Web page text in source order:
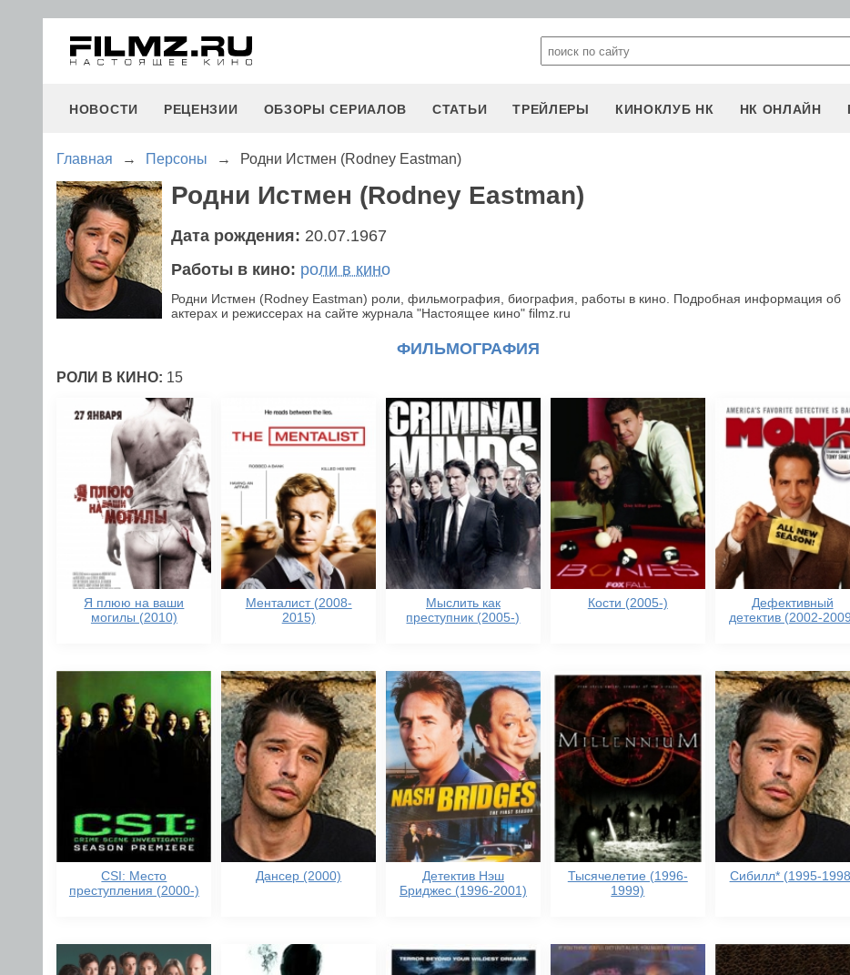
НОВОСТИ РЕЦЕНЗИИ ОБЗОРЫ СЕРИАЛОВ СТАТЬИ ТРЕЙЛЕРЫ КИНОКЛУБ НК НК ОНЛАЙН
Главная → Персоны → Родни Истмен (Rodney Eastman)
Родни Истмен (Rodney Eastman)
Дата рождения: 20.07.1967
Работы в кино: роли в кино
Родни Истмен (Rodney Eastman) роли, фильмография, биография, работы в кино. Подробная информация об
актерах и режиссерах на сайте журнала "Настоящее кино" filmz.ru
ФИЛЬМОГРАФИЯ
РОЛИ В КИНО: 15
Я плюю на ваши
могилы (2010)
Менталист (2008-
2015)
Мыслить как
преступник (2005-)
Кости (2005-)
Дефективный
детектив (2002-
CSI: Место
преступления (2000-)
Дансер (2000)
Детектив Нэш
Бриджес (1996-2001)
Тысячелетие (1996-
1999)
Сибилл* (1995-